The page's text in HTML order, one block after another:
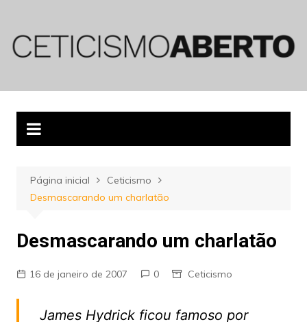
conteúdo
Página inicial
Ceticismo
Desmascarando um charlatão
Desmascarando um charlatão
16 de janeiro de 2007 0 Ceticismo
James Hydrick ficou famoso por